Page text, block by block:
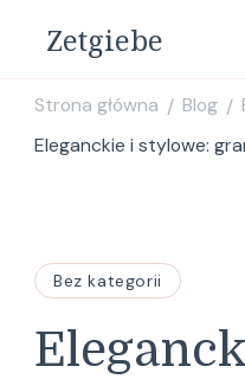
Zetgiebe
Strona główna / Blog /
Eleganckie i stylowe:
Bez kategorii